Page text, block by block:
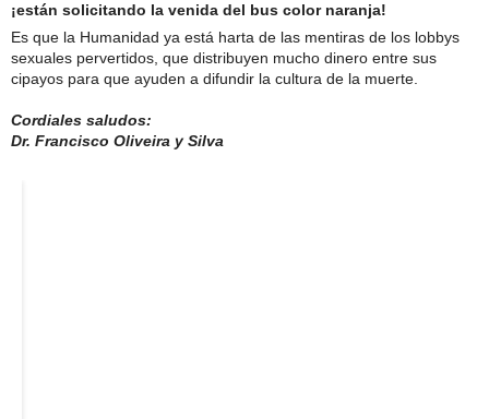
¡están solicitando la venida del bus color naranja!
Es que la Humanidad ya está harta de las mentiras de los lobbys
sexuales pervertidos, que distribuyen mucho dinero entre sus
cipayos para que ayuden a difundir la cultura de la muerte.
Cordiales saludos:
Dr. Francisco Oliveira y Silva